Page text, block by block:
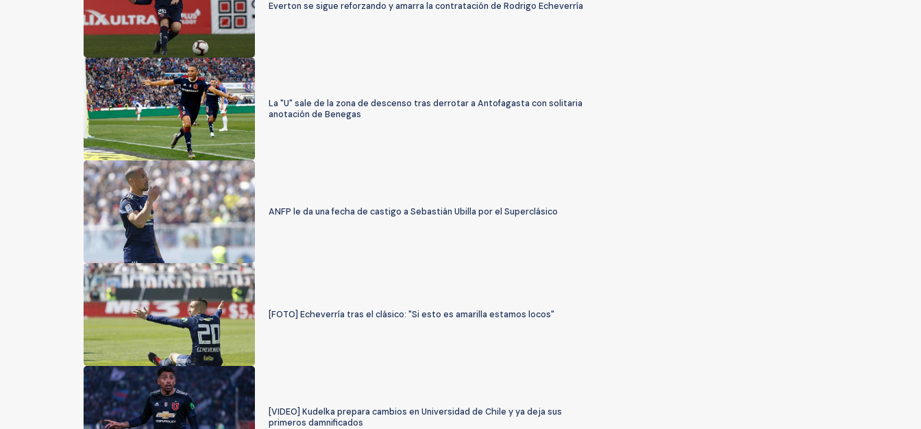
Everton se sigue reforzando y amarra la contratación de Rodrigo Echeverría
La "U" sale de la zona de descenso tras derrotar a Antofagasta con solitaria
anotación de Benegas
ANFP le da una fecha de castigo a Sebastián Ubilla por el Superclásico
[FOTO] Echeverría tras el clásico: "Si esto es amarilla estamos locos"
[VIDEO] Kudelka prepara cambios en Universidad de Chile y ya deja sus
primeros damnificados